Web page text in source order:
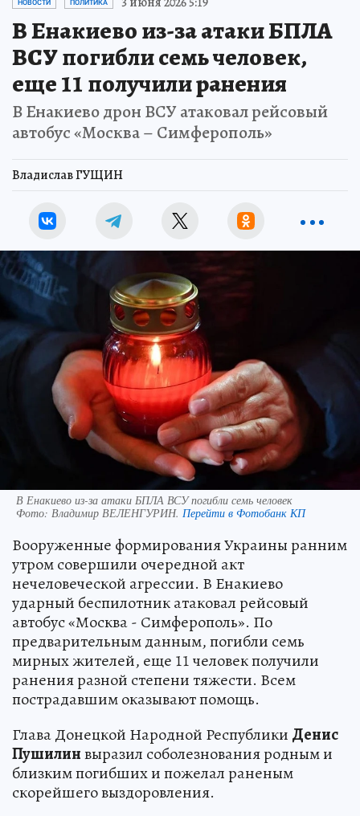
НОВОСТИ ПОЛИТИКА
В Енакиево из-за атаки БПЛА
ВСУ погибли семь человек,
еще 11 получили ранения
В Енакиево дрон ВСУ атаковал рейсовый
автобус «Москва – Симферополь»
Владислав ГУЩИН
В Енакиево из-за атаки БПЛА ВСУ погибли семь человек
Фото: Владимир ВЕЛЕНГУРИН. Перейти в Фотобанк КП
Вооруженные формирования Украины ранним
утром совершили очередной акт
нечеловеческой агрессии. В Енакиево
ударный беспилотник атаковал рейсовый
автобус «Москва - Симферополь». По
предварительным данным, погибли семь
мирных жителей, еще 11 человек получили
ранения разной степени тяжести. Всем
пострадавшим оказывают помощь.
Глава Донецкой Народной Республики Денис
Пушилинвыразил соболезнования родным и
близким погибших и пожелал раненым
скорейшего выздоровления.